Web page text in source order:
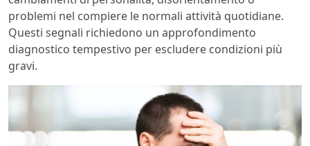
problemi nel compiere le normali attività quotidiane.
Questi segnali richiedono un approfondimento
diagnostico tempestivo per escludere condizioni più
gravi.